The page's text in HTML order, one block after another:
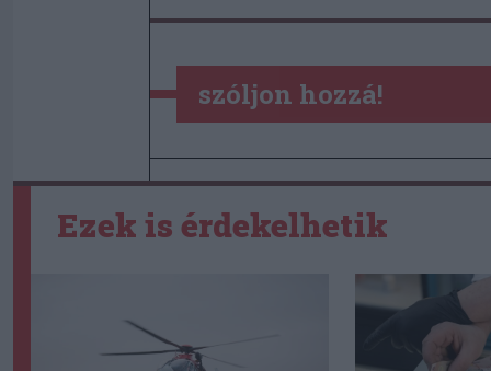
szóljon hozzá!
Ezek is érdekelhetik